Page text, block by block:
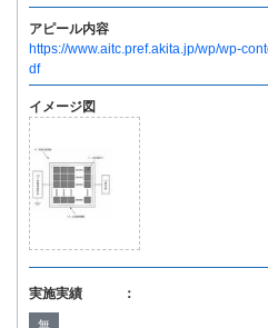
アピール内容
https://www.aitc.pref.akita.jp/wp/wp-
df
イメージ図
実施実績 ：
無